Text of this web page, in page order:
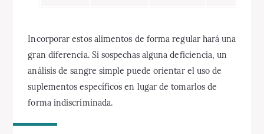
Incorporar estos alimentos de forma regular hará una
gran diferencia. Si sospechas alguna deficiencia, un
análisis de sangre simple puede orientar el uso de
suplementos específicos en lugar de tomarlos de
forma indiscriminada.